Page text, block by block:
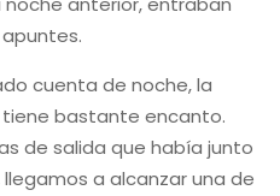
cuenta de noche, la
tiene bastante encanto.
de salida que había junto
a alcanzar una de